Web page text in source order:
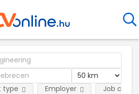
type Employer Job